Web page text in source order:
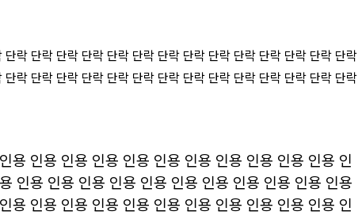
락 단락 단락 단락 단락 단락 단락 단락 단락 단락 단락 단락 단락 단락
락 단락 단락 단락 단락 단락 단락 단락 단락 단락 단락 단락 단락 단락
용 인용 인용 인용 인용 인용 인용 인용 인용 인용 인용 인
인용 인용 인용 인용 인용 인용 인용 인용 인용 인용 인용
용 인용 인용 인용 인용 인용 인용 인용 인용 인용 인용 인